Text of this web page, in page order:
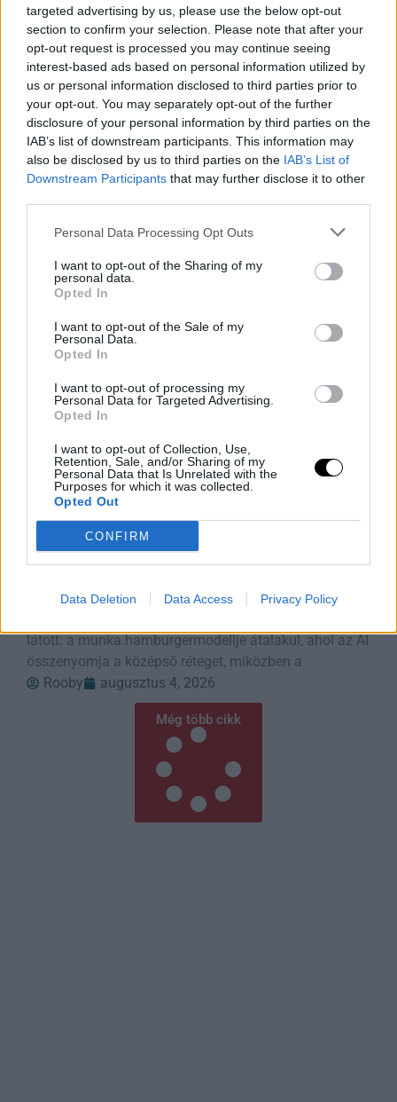
targeted advertising by us, please use the below opt-out
section to confirm your selection. Please note that after your
opt-out request is processed you may continue seeing
interest-based ads based on personal information utilized by
us or personal information disclosed to third parties prior to
your opt-out. You may separately opt-out of the further
disclosure of your personal information by third parties on the
IAB’s list of downstream participants. This information may
also be disclosed by us to third parties on the IAB’s List of
Downstream Participants that may further disclose it to other
Personal Data Processing Opt Outs
I want to opt-out of the Sharing of my
personal data.
Opted In
I want to opt-out of the Sale of my
Personal Data.
Opted In
I want to opt-out of processing my
Personal Data for Targeted Advertising.
Opted In
I want to opt-out of Collection, Use,
Retention, Sale, and/or Sharing of my
Personal Data that Is Unrelated with the
Purposes for which it was collected.
Opted Out
CONFIRM
Data Deletion Data Access Privacy Policy
Anker Prime Vezeték nélküli
egyszerre akár három kütyüt is gyorsan tölteni, az
Anker Prime vezeték nélküli töltőállomása erre a
legjobb megoldás. A
Rooby
augusztus 4, 2026
A munka új szendvicse: a döntés és a
George Leimer azonnal felismerte, amit a Yahoo
látott: a munka hamburgermodellje átalakul, ahol az AI
összenyomja a középső réteget, miközben a
Rooby
augusztus 4, 2026
Még több cikk